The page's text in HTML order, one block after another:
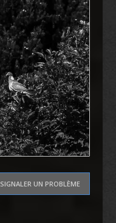
SIGNALER UN PROBLÈME